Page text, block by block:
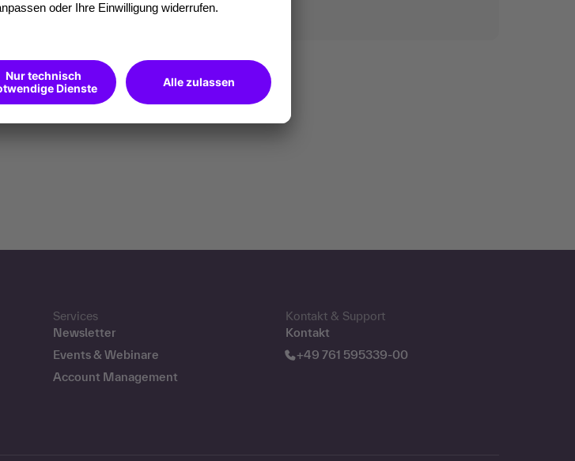
Services
Newsletter
Events & Webinare
Account Management
Kontakt & Support
Kontakt
+49 761 595339-00